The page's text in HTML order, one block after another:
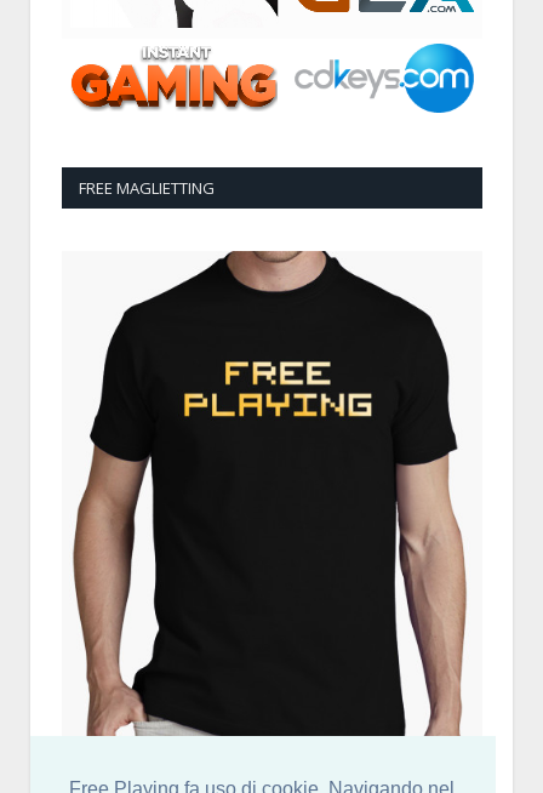
FREE MAGLIETTING